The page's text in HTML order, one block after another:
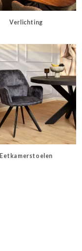
Verlichting
Eetkamerstoelen